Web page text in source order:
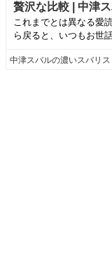
贅沢な比較 | 中津
これまでとは異なる愛
ら戻ると、いつもお世